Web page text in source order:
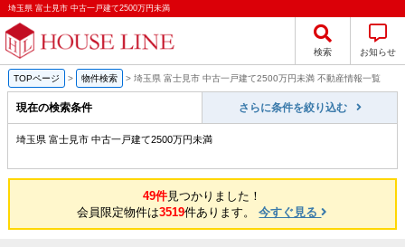
埼玉県 富士見市 中古一戸建て2500万円未満
検索 お知らせ
TOPページ > 物件検索 > 埼玉県 富士見市 中古一戸建て2500万円未満 不動産情報一覧
現在の検索条件 さらに条件を絞り込む
埼玉県 富士見市 中古一戸建て2500万円未満
49件見つかりました！
会員限定物件は3519件あります。今すぐ見る